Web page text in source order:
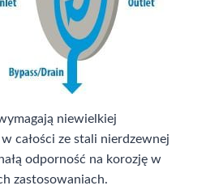
niewielkiej
całości ze stali nierdzewnej
odporność na korozję w
zastosowaniach.